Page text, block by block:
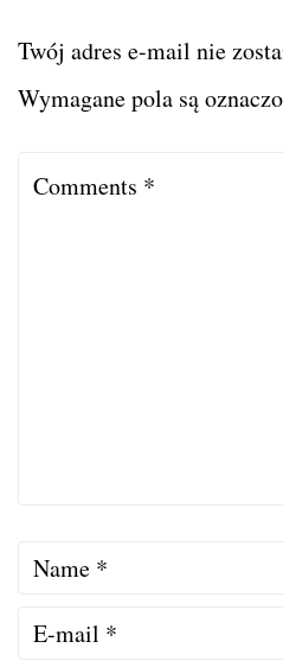
Twój adres e-mail nie
Wymagane pola są